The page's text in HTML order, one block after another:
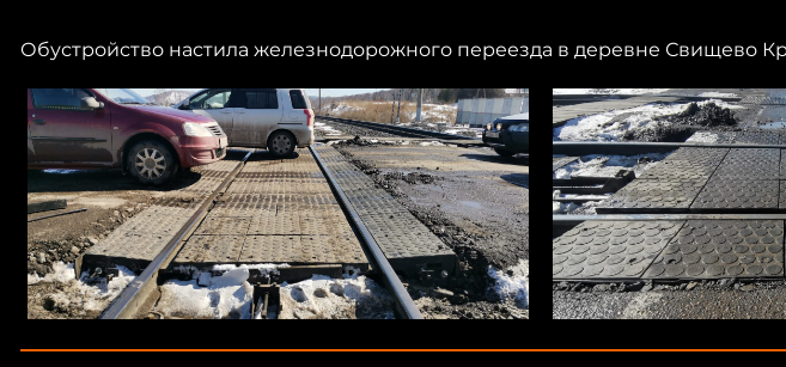
Обустройство настила железнодорожного переезда в деревне Свищево